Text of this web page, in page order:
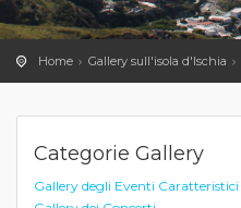
Home Gallery sull'isola d'Ischia
Categorie Gallery
Gallery degli Eventi Caratteristici